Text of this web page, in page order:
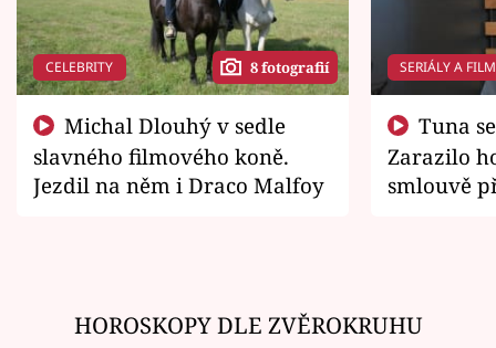
CELEBRITY 8 fotografií
slavného filmového koně.
Jezdil na něm i Draco Malfoy
SERIÁLY A
Zarazilo
smlouvě
HOROSKOPY DLE ZVĚROKRUHU